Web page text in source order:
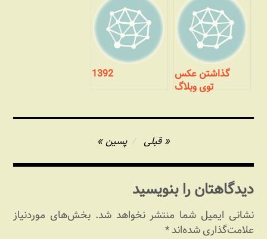
گذاشتن عکس
توی وبلاگ
1392
نوشته
قبلی پسین
دیدگاهتان را بنویسید
نشانی ایمیل شما منتشر نخواهد شد. بخش‌های موردنیاز
علامت‌گذاری شده‌اند*